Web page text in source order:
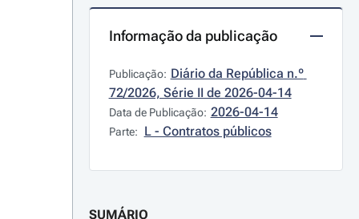
Informação da publicação
Publicação: Diário da República n.º
72/2026, Série II de 2026-04-14
Data de Publicação: 2026-04-14
Parte: L - Contratos públicos
SUMÁRIO